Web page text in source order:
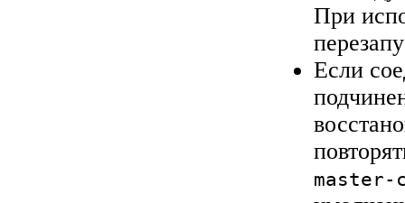
При
Если